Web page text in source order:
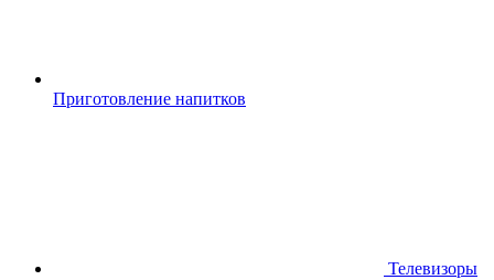
Приготовление напитков
Телевизоры